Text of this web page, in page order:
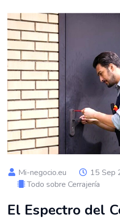
Mi-negocio.eu
15 Sep
Todo sobre Cerrajería
El Espectro del